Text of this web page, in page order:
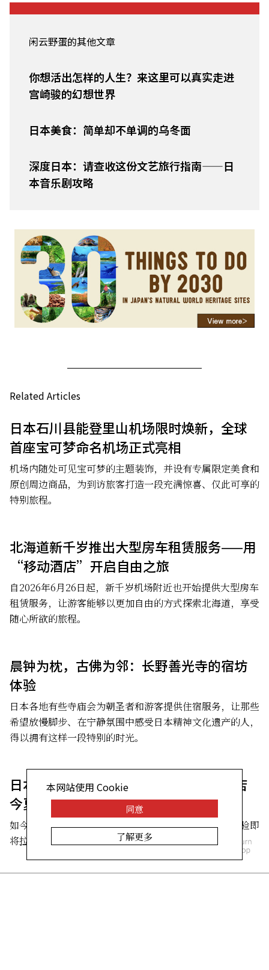
闲云野蛋的其他文章
你想活出怎样的人生？来这里可以真实走进
宫崎骏的幻想世界
日本美食：简单却不单调的乌冬面
深度日本：请查收这份文艺旅行指南——日
本音乐剧攻略
Related Articles
日本石川县能登里山机场限时焕新，全球
首座宝可梦命名机场正式亮相
机场内随处可见宝可梦的主题装饰，并设有专属限定美食和
原创周边商品，为到访旅客打造一段充满惊喜、仅此可享的
特别旅程。
北海道新千岁推出大型房车租赁服务——用
“移动酒店”开启自由之旅
自2026年6月26日起，新千岁机场附近也开始提供大型房车
租赁服务，让游客能够以更加自由的方式探索北海道，享受
随心所欲的旅程。
晨钟为枕，古佛为邻：长野善光寺的宿坊
体验
日本各地有些寺庙会为朝圣者和游客提供住宿服务，让那些
希望放慢脚步、在宁静氛围中感受日本精神文化遗产的人，
得以拥有这样一段特别的时光。
日本德岛鸣门海滨：野奢营地与度假酒店
今夏同步登场
如今，在这片坐拥壮丽海景的海岸线上，全新的度假体验即
将拉开帷幕。
本网站使用 Cookie
同意
了解更多